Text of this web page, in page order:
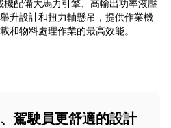
配備大馬力引擎、高輸出功率液壓
升設計和扭力軸懸吊，提供作業機
和物料處理作業的最高效能。
駕駛員更舒適的設計